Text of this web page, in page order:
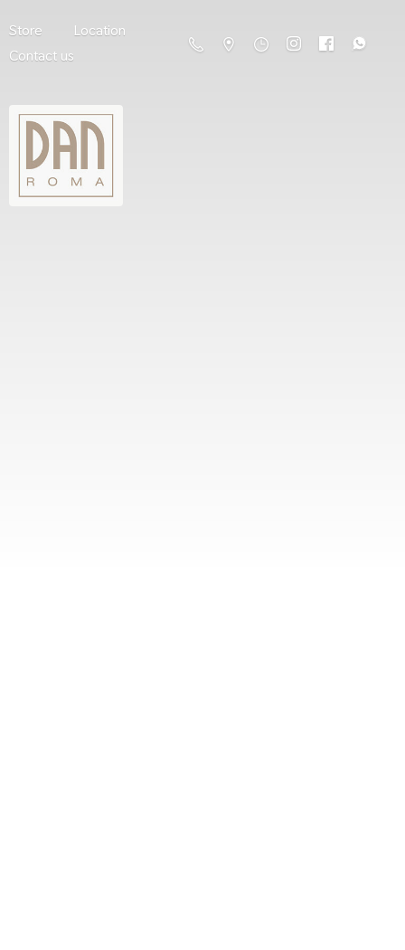
Store
Location
Contact us